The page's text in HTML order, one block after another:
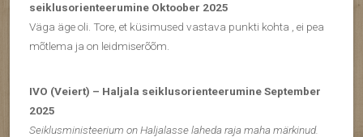
seiklusorienteerumine Oktoober 2025
Väga äge oli. Tore, et küsimused vastava punkti kohta , ei pea
mõtlema ja on leidmiserõõm.
IVO (Veiert) – Haljala seiklusorienteerumine September
2025
Seiklusministeerium on Haljalasse laheda raja maha märkinud.